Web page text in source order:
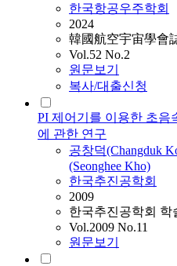
한국항공우주학회
2024
韓國航空宇宙學會
Vol.52 No.2
원문보기
복사/대출신청
PI 제어기를 이용한 초음
에 관한 연구
공창덕(Changduk
(Seonghee Kho)
한국추진공학회
2009
한국추진공학회 학
Vol.2009 No.11
원문보기